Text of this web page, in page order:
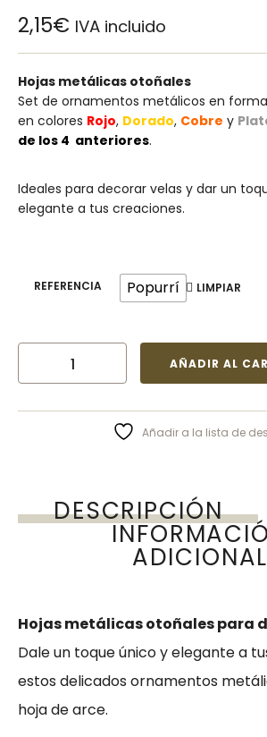
2,15€ IVA incluido
Hojas metálicas otoñales
Set de ornamentos metálicos en
en colores Rojo, Dorado, Cobre y
de los 4 anteriores.
Ideales para decorar velas y dar un
elegante a tus creaciones.
REFERENCIA Popurrí LIMPIAR
AÑADIR AL
Añadir a la lista de
DESCRIPCIÓN
ADICIONAL
Hojas metálicas otoñales para
Dale un toque único y elegante a
estos delicados ornamentos
hoja de arce.